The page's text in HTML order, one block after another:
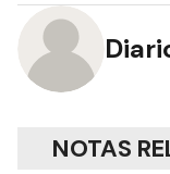
NOTAS